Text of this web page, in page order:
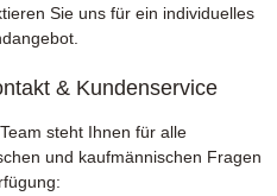
Sie uns für ein individuelles
& Kundenservice
steht Ihnen für alle
und kaufmännischen Fragen